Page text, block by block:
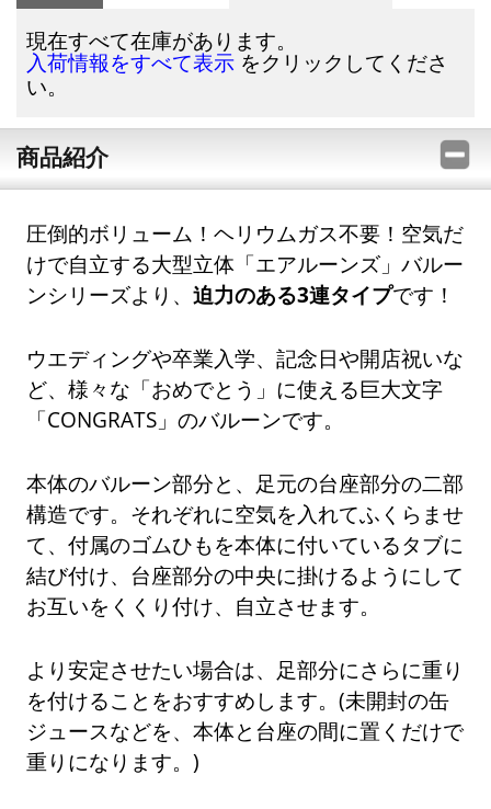
現在すべて在庫があります。
入荷情報をすべて表示 をクリックしてくださ
い。
商品紹介
圧倒的ボリューム！ヘリウムガス不要！空気だ
けで自立する大型立体「エアルーンズ」バルー
ンシリーズより、迫力のある3連タイプです！
ウエディングや卒業入学、記念日や開店祝いな
ど、様々な「おめでとう」に使える巨大文字
「CONGRATS」のバルーンです。
本体のバルーン部分と、足元の台座部分の二部
構造です。それぞれに空気を入れてふくらませ
て、付属のゴムひもを本体に付いているタブに
結び付け、台座部分の中央に掛けるようにして
お互いをくくり付け、自立させます。
より安定させたい場合は、足部分にさらに重り
を付けることをおすすめします。(未開封の缶
ジュースなどを、本体と台座の間に置くだけで
重りになります。)